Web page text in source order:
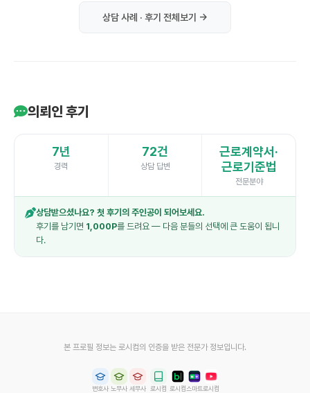
상담 사례 · 후기 전체보기 →
의뢰인 후기
7년
경력
72건
상담 답변
근로계약서·
근로기준법
전문분야
상담받으셨나요? 첫 후기의 주인공이 되어보세요.
후기를 남기면 1,000P를 드려요 — 다음 분들의 선택에 큰 도움이 됩니
다.
본 프로필 정보는 로시컴의 인증을 받은 전문가 정보입니다.
변호사 노무사 세무사
로시컴 로시컴스마트로시컴